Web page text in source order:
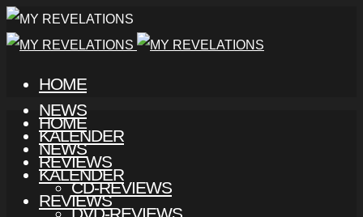
HOME
NEWS
KALENDER
REVIEWS
CD-REVIEWS
HOME
NEWS
KALENDER
REVIEWS